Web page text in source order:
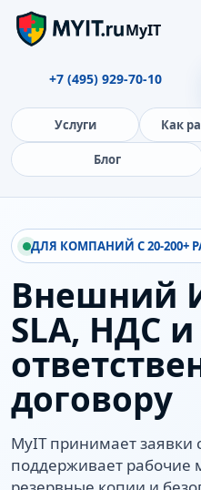
MyIT
Услуги Как
Блог
+7 (495) 929-70-10
ДЛЯ КОМПАНИЙ С 20-200+
Внешний
SLA, НДС и
договору
MyIT принимает заявки
поддерживает рабочие